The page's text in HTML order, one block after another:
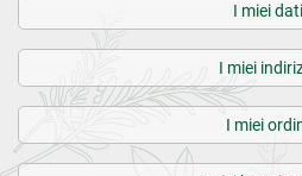
I miei dati
I miei
I miei